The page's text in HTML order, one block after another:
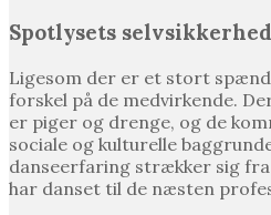
Spotlysets selvsikkerhed
Ligesom der er et stort
forskel på de medvirkende.
er piger og drenge, og de
sociale og kulturelle
danseerfaring strækker sig
har danset til de næsten